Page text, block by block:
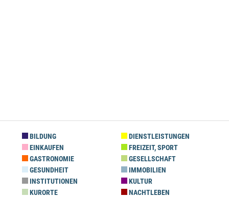
BILDUNG
DIENSTLEISTUNGEN
EINKAUFEN
FREIZEIT, SPORT
GASTRONOMIE
GESELLSCHAFT
GESUNDHEIT
IMMOBILIEN
INSTITUTIONEN
KULTUR
KURORTE
NACHTLEBEN